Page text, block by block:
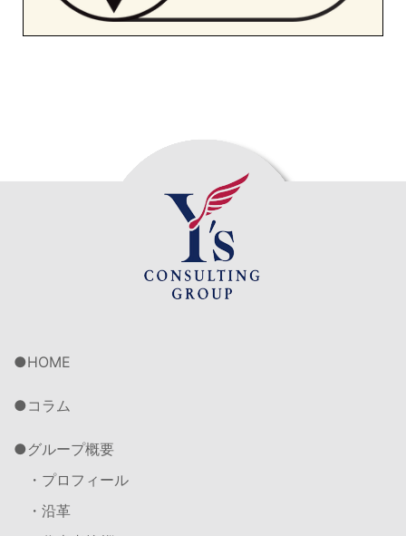
HOME
コラム
グループ概要
・プロフィール
・沿革